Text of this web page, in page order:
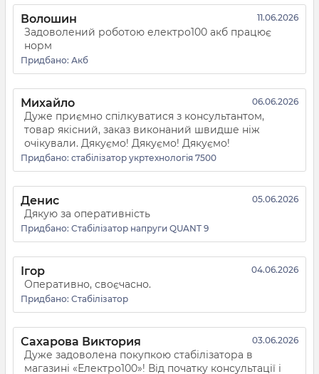
Волошин 11.06.2026
Задоволений роботою електро100 акб працює
норм
Придбано: Акб
Михайло 06.06.2026
Дуже приємно спілкуватися з консультантом,
товар якісний, заказ виконаний швидше ніж
очікували. Дякуємо! Дякуємо! Дякуємо!
Придбано: стабілізатор укртехнологія 7500
Денис 05.06.2026
Дякую за оперативність
Придбано: Стабілізатор напруги QUANT 9
Ігор 04.06.2026
Оперативно, своєчасно.
Придбано: Стабілізатор
Сахарова Виктория 03.06.2026
Дуже задоволена покупкою стабілізатора в
магазині «Електро100»! Від початку консультації і